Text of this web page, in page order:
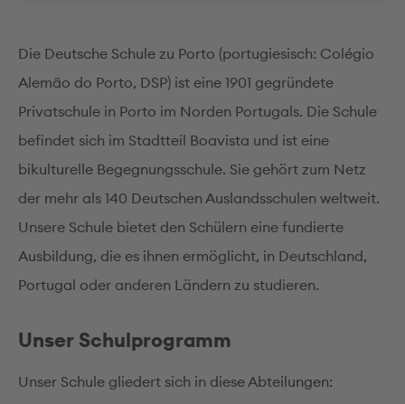
Die Deutsche Schule zu Porto (portugiesisch: Colégio
Alemão do Porto, DSP) ist eine 1901 gegründete
Privatschule in Porto im Norden Portugals. Die Schule
befindet sich im Stadtteil Boavista und ist eine
bikulturelle Begegnungsschule. Sie gehört zum Netz
der mehr als 140 Deutschen Auslandsschulen weltweit.
Unsere Schule bietet den Schülern eine fundierte
Ausbildung, die es ihnen ermöglicht, in Deutschland,
Portugal oder anderen Ländern zu studieren.
Unser Schulprogramm
Unser Schule gliedert sich in diese Abteilungen: